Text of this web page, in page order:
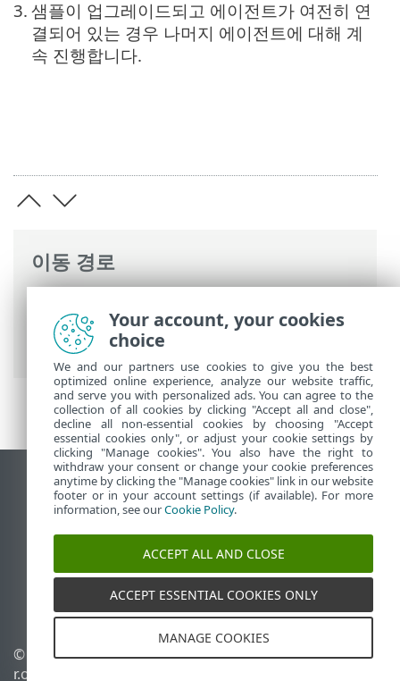
이동 경로
Prem>ESET PROTECT VA 업그레이드/마이
그레이션
3. 샘플이 업그레이드되고 에이전트가 여전히 연
결되어 있는 경우 나머지 에이전트에 대해 계
속 진행합니다.
데스크톱 사이트 보기
End of Life
ESET 지식 베이스
ESET Status Portal
국가별 지원
© 1992 - 2026 ESET, spol. s
r.o. - All rights reserved.
쿠키 관리
Your account, your cookies
choice
We and our partners use cookies to give you the best
optimized online experience, analyze our website traffic,
and serve you with personalized ads. You can agree to the
collection of all cookies by clicking "Accept all and close",
decline all non-essential cookies by choosing "Accept
essential cookies only", or adjust your cookie settings by
clicking "Manage cookies". You also have the right to
withdraw your consent or change your cookie preferences
anytime by clicking the "Manage cookies" link in our website
footer or in your account settings (if available). For more
information, see ourCookie Policy.
ACCEPT ALL AND CLOSE
ACCEPT ESSENTIAL COOKIES ONLY
MANAGE COOKIES